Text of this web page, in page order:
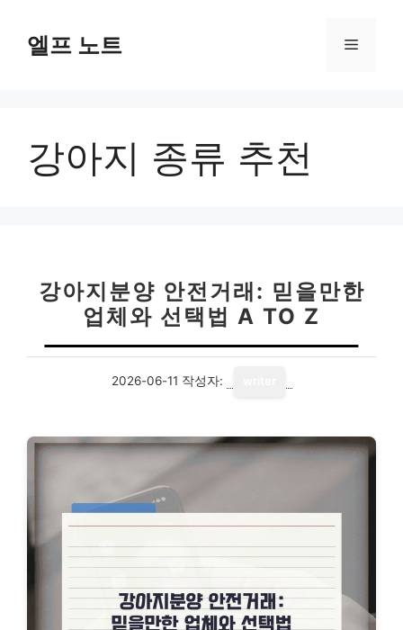
엘프 노트 메
강아지 종류 추천
강아지분양 안전거래: 믿을만한
업체와 선택법 A TO Z
2026-06-11 작성자: